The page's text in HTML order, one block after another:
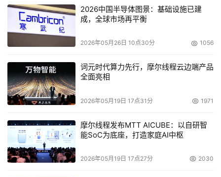
2026中国半导体图景：基础设施已建
成，全球市场再平衡
2026年05月26日 10点30分 1056
词元时代算力先行，摩尔线程云边端产品
全面亮相
2026年05月19日 17点31分 1971
摩尔线程发布MTT AICUBE：以自研智
能SoC为底座，打造家庭AI中枢
2026年05月19日 17点27分 2030